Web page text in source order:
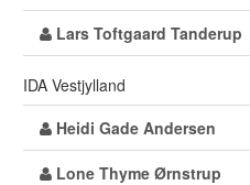
Lars Toftgaard Tanderup
IDA Vestjylland
Heidi Gade Andersen
Lone Thyme Ørnstrup